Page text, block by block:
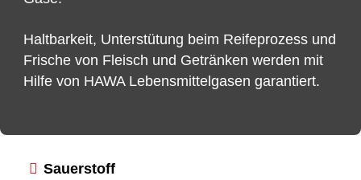
Haltbarkeit, Unterstütung beim Reifeprozess und
Frische von Fleisch und Getränken werden mit
Hilfe von HAWA Lebensmittelgasen garantiert.
Sauerstoff